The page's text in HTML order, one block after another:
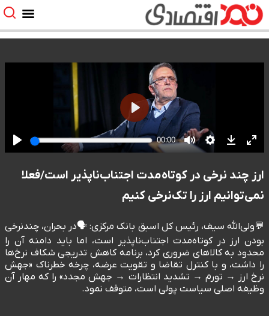
ارز چند نرخی در کوتاه‌مدت اجتناب‌ناپذیر است/فعلا
نمی‌توانیم ارز را تک‌نرخی کنیم
💬ولی‌الله سیف، رئیس کل اسبق بانک مرکزی: 🗣️در بحران، چندنرخی
بودن ارز در کوتاه‌مدت اجتناب‌ناپذیر است، اما باید دامنه آن را
محدود به کالاهای ضروری کرد، برنامه کاهش تدریجی شکاف نرخ‌ها
را داشت، و با کنترل تقاضا و تقویت عرضه، چرخه خطرناک «جهش
نرخ ارز → تورم → تشدید انتظارات → جهش مجدد» را که مهار آن
وظیفه اصلی سیاست پولی است، متوقف نمود.